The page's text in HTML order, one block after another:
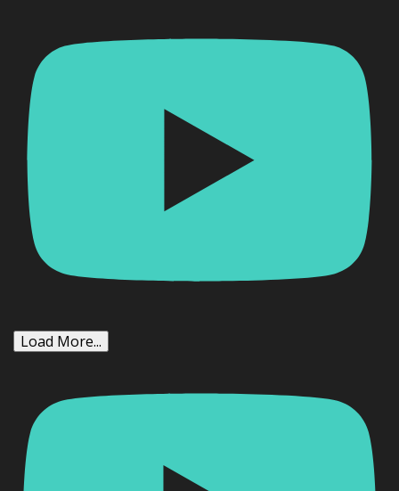
Load More...